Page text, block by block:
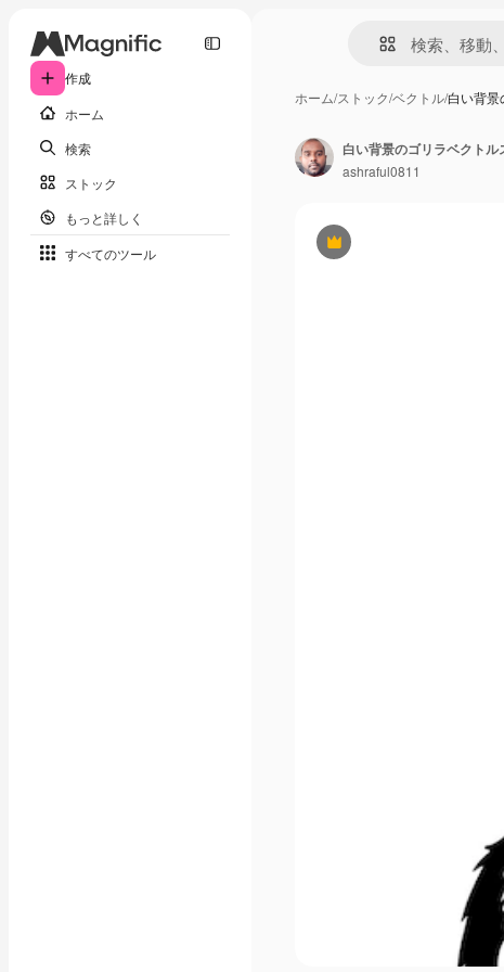
作成
ホーム
検索
ストック
もっと詳しく
すべてのツール
ホーム/ストック/ベクトル/白い背
Premium
白い背景のゴリラベクト
ashraful0811